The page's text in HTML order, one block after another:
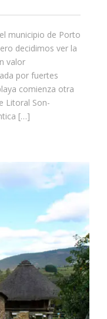
municipio de Porto
decidimos ver la
valor
por fuertes
comienza otra
Litoral Son-
[…]